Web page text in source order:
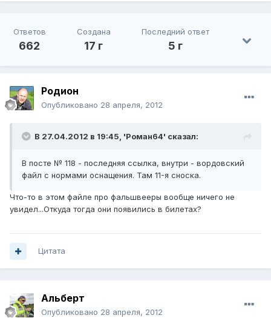
Ответов
662
Создана
17 г
Последний ответ
5 г
Родион
Опубликовано 28 апреля, 2012
В 27.04.2012 в 19:45, 'Роман64' сказал:
В посте № 118 - последняя ссылка, внутри - вордовский
файл с нормами оснащения. Там 11-я сноска.
Что-то в этом файле про фальшвееры вообще ничего не
увидел...Откуда тогда они появились в билетах?
Цитата
Альберт
Опубликовано 28 апреля, 2012